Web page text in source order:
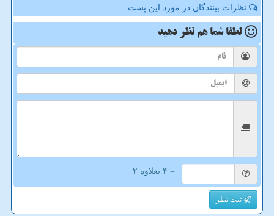
نظرات بینندگان در مورد این پست
لطفا شما هم نظر دهید
= ۴ بعلاوه ۲
ثبت نظر